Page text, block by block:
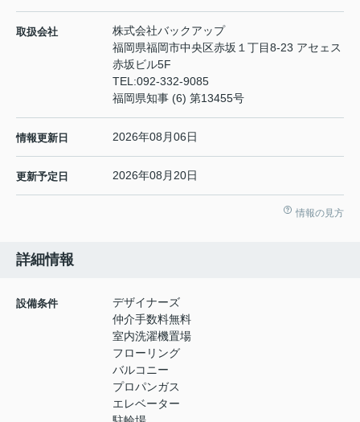
取扱会社
株式会社バックアップ
福岡県福岡市中央区赤坂１丁目8-23 アセェス
赤坂ビル5F
TEL:092-332-9085
福岡県知事 (6) 第13455号
情報更新日 2026年08月06日
更新予定日 2026年08月20日
情報の見方
詳細情報
設備条件
デザイナーズ
仲介手数料無料
室内洗濯機置場
フローリング
バルコニー
プロパンガス
エレベーター